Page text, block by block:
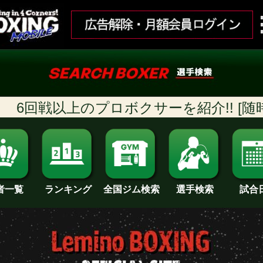
以上のプロボクサーを紹介!! [随時更新]
一覧 ランキング 全国ジム検索 選手検索 試合